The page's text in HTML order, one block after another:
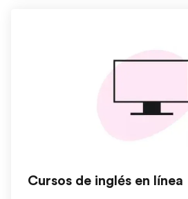
Cursos de inglés en línea